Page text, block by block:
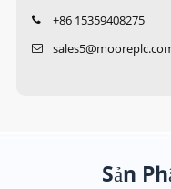
+86 15359408275
Sản